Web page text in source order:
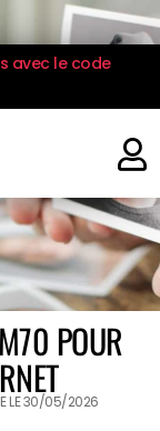
avec le code
POUR
LE 30/05/2026